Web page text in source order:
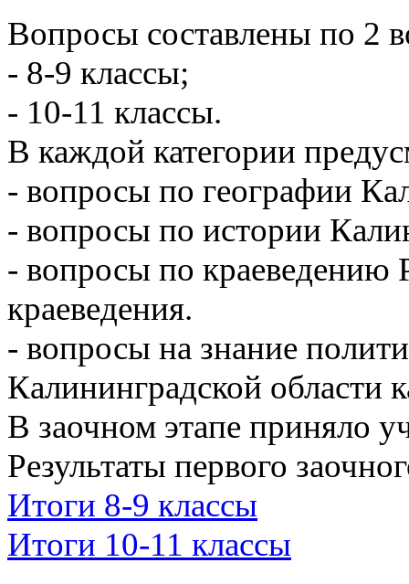
Вопросы составлены по 2
- 8-9 классы;
- 10-11 классы.
В каждой категории
- вопросы по географии
- вопросы по истории
- вопросы по краеведению
краеведения.
- вопросы на знание
Калининградской области
В заочном этапе приняло
Результаты первого
Итоги 8-9 классы
Итоги 10-11 классы